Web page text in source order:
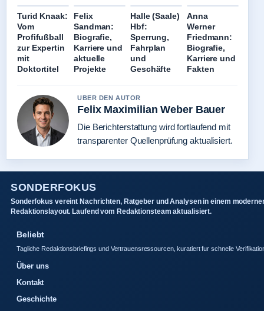
Turid Knaak:
Vom
Profifußball
zur Expertin
mit
Doktortitel
Felix
Sandman:
Biografie,
Karriere und
aktuelle
Projekte
Halle (Saale)
Hbf:
Sperrung,
Fahrplan
und
Geschäfte
Anna
Werner
Friedmann:
Biografie,
Karriere und
Fakten
UBER DEN AUTOR
Felix Maximilian Weber Bauer
Die Berichterstattung wird fortlaufend mit
transparenter Quellenprüfung aktualisiert.
SONDERFOKUS
Sonderfokus vereint Nachrichten, Ratgeber und Analysen in einem
Redaktionslayout. Laufend vom Redaktionsteam aktualisiert.
Beliebt
Tagliche Redaktionsbriefings und Vertrauensressourcen, kuratiert fur schnelle
Über uns
Kontakt
Geschichte